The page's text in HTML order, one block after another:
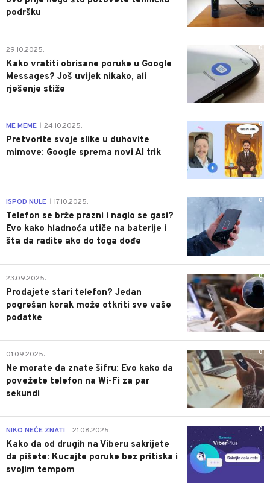
podršku
0
29.10.2025.
Kako vratiti obrisane poruke u Google
Messages? Još uvijek nikako, ali
rješenje stiže
0
ME MEME 24.10.2025.
Pretvorite svoje slike u duhovite
mimove: Google sprema novi AI trik
0
ISPOD NULE 17.10.2025.
Telefon se brže prazni i naglo se gasi?
Evo kako hladnoća utiče na baterije i
šta da radite ako do toga dođe
0
23.09.2025.
Prodajete stari telefon? Jedan
pogrešan korak može otkriti sve vaše
podatke
0
01.09.2025.
Ne morate da znate šifru: Evo kako da
povežete telefon na Wi-Fi za par
sekundi
0
NIKO NEĆE ZNATI 21.08.2025.
Kako da od drugih na Viberu sakrijete
da pišete: Kucajte poruke bez pritiska i
svojim tempom